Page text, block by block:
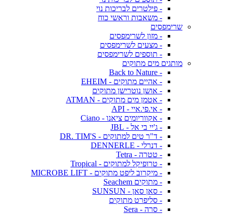
- פילטרים לבריכות נוי
- משאבות וראשי כוח
שרימפסים
- מזון לשרימפסים
- מצעים לשרימפסים
- תוספים לשרימפסים
מותגים מים מתוקים
- Back to Nature
- אהיים מתוקים - EHEIM
- אושן נוטרישן מתוקים
- אטמן מים מתוקים - ATMAN
- אי.פי.איי - API
- אקווריומים ציאנו - Ciano
- ג'יי בי אל - JBL
- ד"ר טים למתוקים - DR. TIM'S
- דנרלי - DENNERLE
- טטרה - Tetra
- טרופיקל למתוקים - Tropical
- מיקרוב ליפט מתוקים - MICROBE LIFT
- מתוקים Seachem
- סאן סאן - SUNSUN
- סליפרט מתוקים
- סרה - Sera